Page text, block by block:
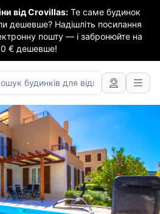
від Crovillas: Те саме будинок
дешевше? Надішліть посилання
пошту — і забронюйте на
€ дешевше!